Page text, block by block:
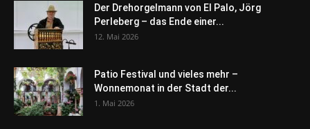
Der Drehorgelmann von El Palo, Jörg
Perleberg – das Ende einer...
12. Mai 2026
Patio Festival und vieles mehr –
Wonnemonat in der Stadt der...
1. Mai 2026